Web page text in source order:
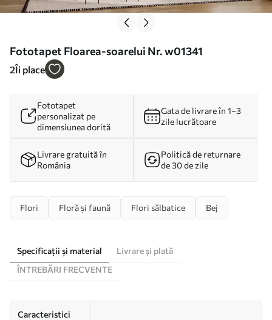
Fototapet Floarea-soarelui Nr. w01341
2Îi place
Fototapet
personalizat pe
dimensiunea dorită
Gata de livrare în 1–3
zile lucrătoare
Livrare gratuită în
România
Politică de returnare
de 30 de zile
Flori Floră și faună Flori sălbatice Bej
Specificații și material
Livrare și plată
ÎNTREBĂRI FRECVENTE
Caracteristici